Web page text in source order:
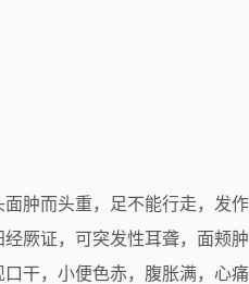
肿而头重，足不能行走，发
厥证，可突发性耳聋，面颊
干，小便色赤，腹胀满，心